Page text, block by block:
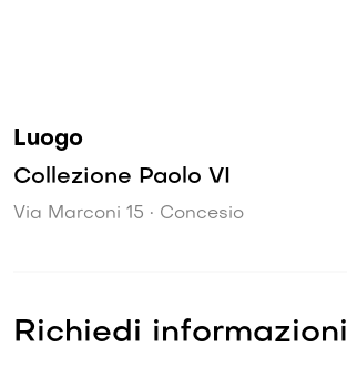
Luogo
Collezione Paolo VI
Via Marconi 15 • Concesio
Richiedi informazioni